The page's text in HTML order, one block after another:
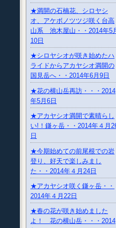
★満開の石楠花、シロヤシ
オ、アケボノツツジ咲く台高
山系 池木屋山・・2014年5
10日
★シロヤシオが咲き始めたハ
ライドからアカヤシオ満開の
国見岳へ・・2014年6月9日
★花の横山岳再訪・・・2014
年5月6日
★アカヤシオ満開で素晴らし
い!！鎌ヶ岳・・2014年４月
日
★今期始めての前尾根での岩
登り、好天で楽しみまし
た・・2014年４月24日
★アカヤシオ咲く鎌ヶ岳・・
2014年４月22日
★春の花が咲き始めました
よ！ 花の横山岳・・・2014